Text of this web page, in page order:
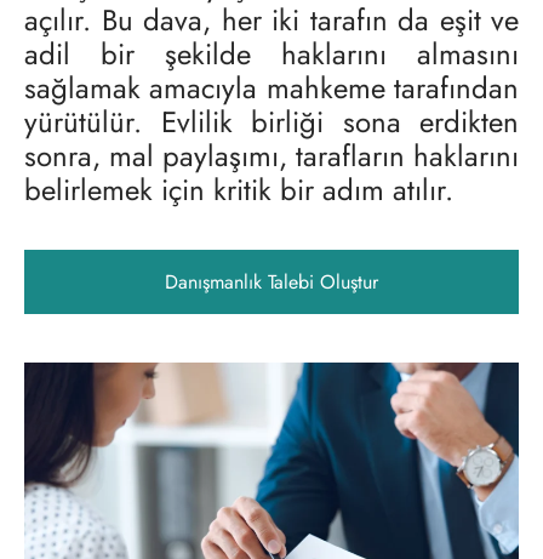
açılır. Bu dava, her iki tarafın da eşit ve
adil bir şekilde haklarını almasını
sağlamak amacıyla mahkeme tarafından
yürütülür. Evlilik birliği sona erdikten
sonra, mal paylaşımı, tarafların haklarını
belirlemek için kritik bir adım atılır.
Danışmanlık Talebi Oluştur